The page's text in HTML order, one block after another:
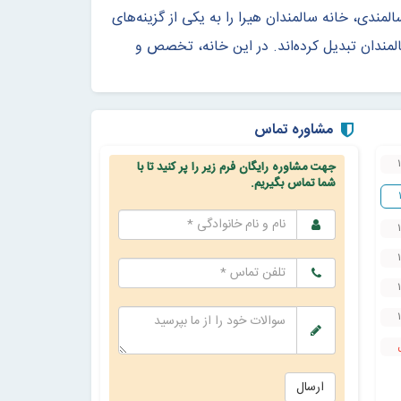
خانه سالمندان هیرا را به یکی از گزینه‌های
تبدیل کرده‌اند. در این خانه، تخصص و
با حضور کادری مجرب و دلسوز؛
نیاز هر سالمند؛
فیزیوتراپی و کاردرمانی؛
کامل و حرفه‌ای؛
تراپی و ورزش تخصصی؛
شاد برای حفظ روحیه سالمندان؛
آسایش کامل سالمندان.
مشاوره تماس